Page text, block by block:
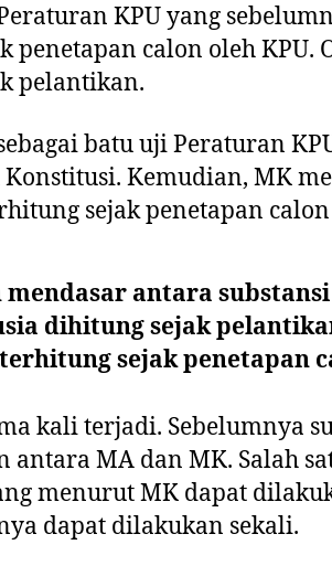
KPU yang
penetapan calon oleh KPU.
pelantikan.
batu uji Peraturan
Kemudian, MK
sejak penetapan calon
antara
dihitung sejak
sejak penetapan
kali terjadi. Sebelumnya
antara MA dan MK. Salah
menurut MK dapat
dapat dilakukan sekali.